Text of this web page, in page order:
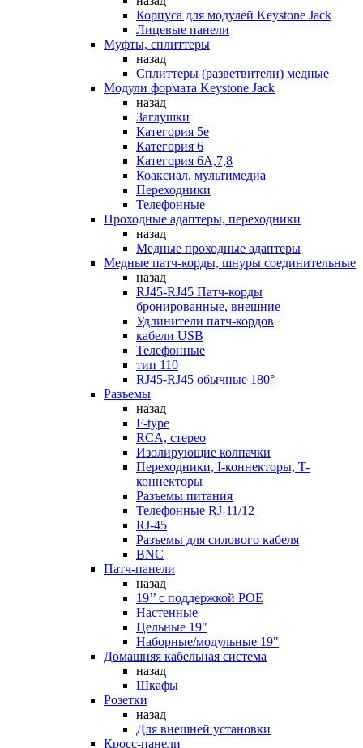
Корпуса для модулей Keystone Jack
Лицевые панели
Муфты, сплиттеры
назад
Сплиттеры (разветвители) медные
Модули формата Keystone Jack
назад
Заглушки
Категория 5е
Категория 6
Категория 6А,7,8
Коаксиал, мультимедиа
Переходники
Телефонные
Проходные адаптеры, переходники
назад
Медные проходные адаптеры
Медные патч-корды, шнуры соединительные
назад
RJ45-RJ45 Патч-корды
бронированные, внешние
Удлинители патч-кордов
кабели USB
Телефонные
тип 110
RJ45-RJ45 обычные 180°
Разъемы
назад
F-type
RCA, стерео
Изолирующие колпачки
Переходники, I-коннекторы, T-
коннекторы
Разъемы питания
Телефонные RJ-11/12
RJ-45
Разъемы для силового кабеля
BNC
Патч-панели
назад
19’’ с поддержкой POE
Настенные
Цельные 19"
Наборные/модульные 19"
Домашняя кабельная система
назад
Шкафы
Розетки
назад
Для внешней установки
Кросс-панели